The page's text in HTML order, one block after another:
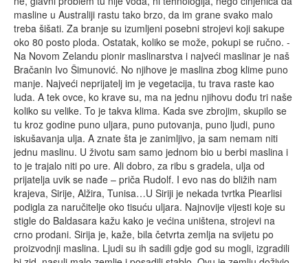
masline u Australiji rastu tako brzo, da im grane svako malo
treba šišati. Za branje su izumljeni posebni strojevi koji sakupe
oko 80 posto ploda. Ostatak, koliko se može, pokupi se ručno. -
Na Novom Zelandu pionir maslinarstva i najveći maslinar je naš
Bračanin Ivo Šimunović. No njihove je maslina zbog klime puno
manje. Najveći neprijatelj im je vegetacija, tu trava raste kao
luda. A tek ovce, ko krave su, ma na jednu njihovu dođu tri naše
koliko su velike. To je takva klima. Kada sve zbrojim, skupilo se
tu kroz godine puno uljara, puno putovanja, puno ljudi, puno
iskušavanja ulja. A znate šta je zanimljivo, ja sam nemam niti
jednu maslinu. U životu sam samo jednom bio u berbi maslina i
to je trajalo niti po ure. Ali dobro, za ribu s gradela, ulja od
prijatelja uvik se nađe – priča Rudolf. I evo nas do bližih nam
krajeva, Sirije, Alžira, Tunisa…U Siriji je nekada tvrtka Piearlisi
podigla za naručitelje oko tisuću uljara. Najnovije vijesti koje su
stigle do Baldasara kažu kako je većina uništena, strojevi na
crno prodani. Sirija je, kaže, bila četvrta zemlja na svijetu po
proizvodnji maslina. Ljudi su ih sadili gdje god su mogli, izgradili